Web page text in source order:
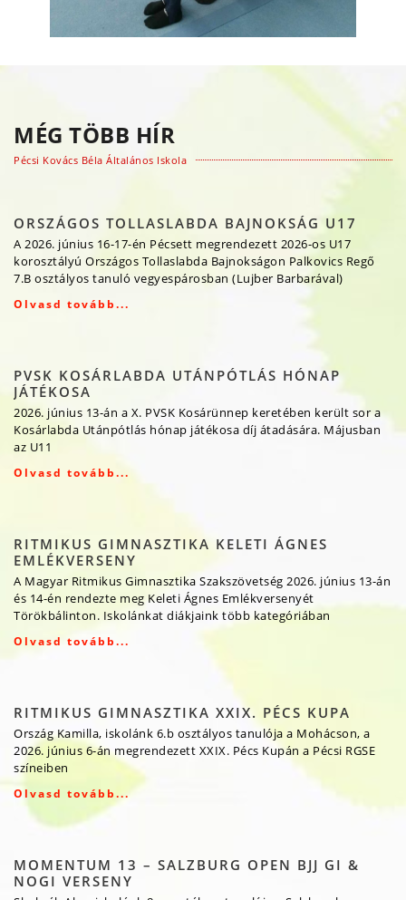
MÉG TÖBB HÍR
Pécsi Kovács Béla Általános Iskola
ORSZÁGOS TOLLASLABDA BAJNOKSÁG U17
A 2026. június 16-17-én Pécsett megrendezett 2026-os U17
korosztályú Országos Tollaslabda Bajnokságon Palkovics Regő
7.B osztályos tanuló vegyespárosban (Lujber Barbarával)
Olvasd tovább...
PVSK KOSÁRLABDA UTÁNPÓTLÁS HÓNAP
JÁTÉKOSA
2026. június 13-án a X. PVSK Kosárünnep keretében került sor a
Kosárlabda Utánpótlás hónap játékosa díj átadására. Májusban
az U11
Olvasd tovább...
RITMIKUS GIMNASZTIKA KELETI ÁGNES
EMLÉKVERSENY
A Magyar Ritmikus Gimnasztika Szakszövetség 2026. június 13-án
és 14-én rendezte meg Keleti Ágnes Emlékversenyét
Törökbálinton. Iskolánkat diákjaink több kategóriában
Olvasd tovább...
RITMIKUS GIMNASZTIKA XXIX. PÉCS KUPA
Ország Kamilla, iskolánk 6.b osztályos tanulója a Mohácson, a
2026. június 6-án megrendezett XXIX. Pécs Kupán a Pécsi RGSE
színeiben
Olvasd tovább...
MOMENTUM 13 – SALZBURG OPEN BJJ GI &
NOGI VERSENY